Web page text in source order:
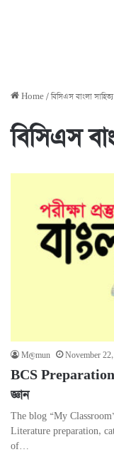
Home / বিসিএস বাংলা সাহিত্য
বিসিএস
M@mun November
BCS Preparation
জ্ঞান
The blog “My
Literature preparation,
of…